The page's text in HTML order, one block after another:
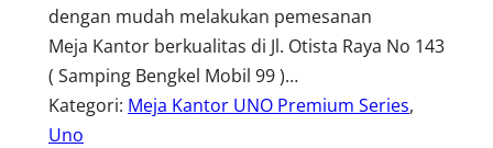
dengan mudah melakukan pemesanan
Meja Kantor berkualitas di Jl. Otista Raya No 143
( Samping Bengkel Mobil 99 )…
Kategori: Meja Kantor UNO Premium Series
Uno